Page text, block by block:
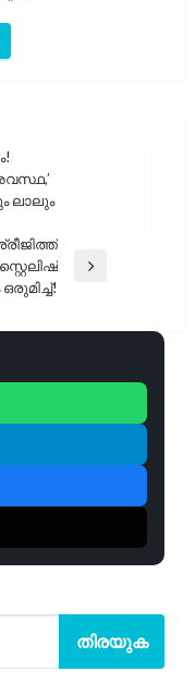
ലാലും
തിരയുക